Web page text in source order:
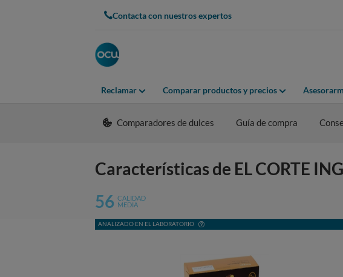
Contacta con nuestros expertos
Reclamar Comparar productos y precios
Comparadores de dulces Guía de compra
Características de EL CORTE
56 CALIDAD
MEDIA
ANALIZADO EN EL LABORATORIO